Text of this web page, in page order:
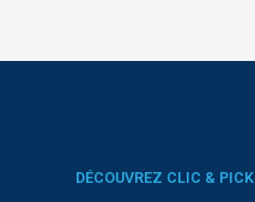
DÉCOUVREZ CLIC & PICK